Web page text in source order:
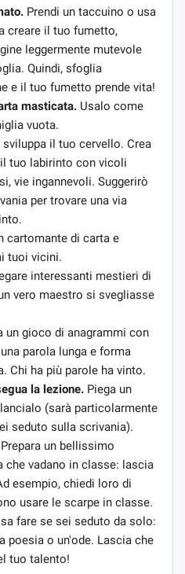
Prendi un taccuino o usa
creare il tuo fumetto,
leggermente mutevole
Quindi, sfoglia
e il tuo fumetto prende vita!
masticata. Usalo come
vuota.
sviluppa il tuo cervello. Crea
tuo labirinto con vicoli
vie ingannevoli. Suggerirò
per trovare una via
cartomante di carta e
tuoi vicini.
interessanti mestieri di
vero maestro si svegliasse
un gioco di anagrammi con
parola lunga e forma
Chi ha più parole ha vinto.
la lezione. Piega un
(sarà particolarmente
seduto sulla scrivania).
Prepara un bellissimo
che vadano in classe: lascia
esempio, chiedi loro di
usare le scarpe in classe.
fare se sei seduto da solo:
poesia o un'ode. Lascia che
tuo talento!